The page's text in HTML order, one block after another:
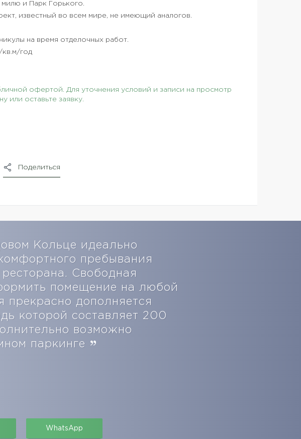
и Парк Горького.
известный во всем мире, не имеющий аналогов.
на время отделочных работ.
год
офертой. Для уточнения условий и записи на просмотр
или оставьте заявку.
Поделиться
Кольце идеально
пребывания
Свободная
помещение на любой
прекрасно дополняется
которой составляет 200
возможно
паркинге
WhatsApp